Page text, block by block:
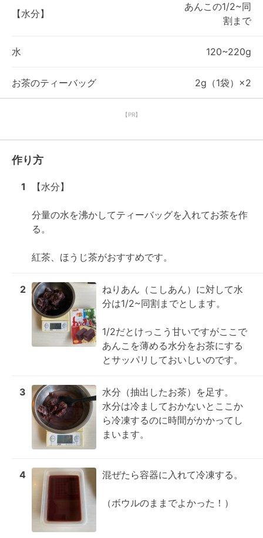
【水分】
あんこの1/2~同
割まで
水 120~220g
お茶のティーバッグ 2g（1袋）×2
【PR】
作り方
1 【水分】
分量の水を沸かしてティーバッグを入れてお茶を作
る。
紅茶、ほうじ茶がおすすめです。
2
ねりあん（こしあん）に対して水
分は1/2~同割までとします。
1/2だとけっこう甘いですがここで
あんこを薄める水分をお茶にする
とサッパリしておいしいのです。
3
水分（抽出したお茶）を足す。
水分は冷ましておかないとここか
ら冷凍するのに時間がかかってし
まいます。
4 混ぜたら容器に入れて冷凍する。
（ボウルのままでよかった！）